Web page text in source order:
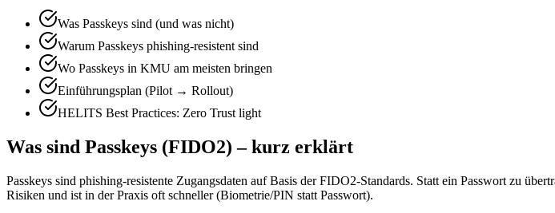
Was Passkeys sind (und was nicht)
Warum Passkeys phishing-resistent sind
Wo Passkeys in KMU am meisten bringen
Einführungsplan (Pilot → Rollout)
HELITS Best Practices: Zero Trust light
Was sind Passkeys (FIDO2) – kurz erklärt
Passkeys sind phishing-resistente Zugangsdaten auf Basis der FIDO2-Standards. Statt ein Passwort zu
Risiken und ist in der Praxis oft schneller (Biometrie/PIN statt Passwort).